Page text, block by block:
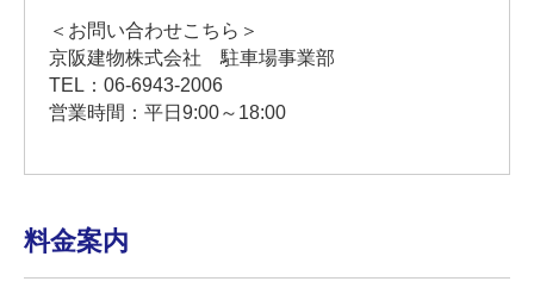
＜お問い合わせこちら＞
京阪建物株式会社 駐車場事業部
TEL：06-6943-2006
営業時間：平日9:00～18:00
料金案内